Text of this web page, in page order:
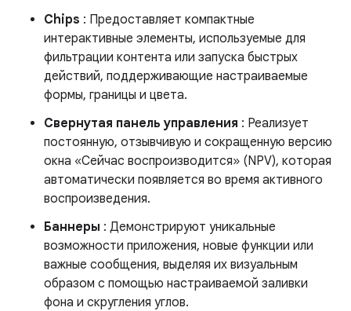
Chips : Предоставляет компактные
интерактивные элементы, используемые для
фильтрации контента или запуска быстрых
действий, поддерживающие настраиваемые
формы, границы и цвета.
Свернутая панель управления : Реализует
постоянную, отзывчивую и сокращенную версию
окна «Сейчас воспроизводится» (NPV), которая
автоматически появляется во время активного
воспроизведения.
Баннеры : Демонстрируют уникальные
возможности приложения, новые функции или
важные сообщения, выделяя их визуальным
образом с помощью настраиваемой заливки
фона и скругления углов.